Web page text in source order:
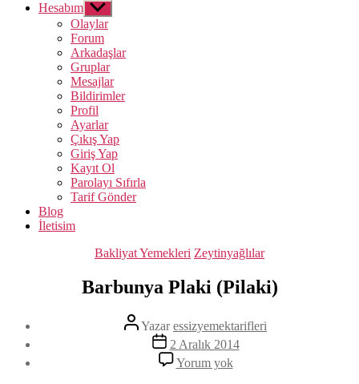
Hesabım Alt
menüyü
göster
Olaylar
Forum
Arkadaşlar
Gruplar
Mesajlar
Bildirimler
Profil
Ayarlar
Çıkış Yap
Giriş Yap
Kayıt Ol
Parolayı Sıfırla
Tarif Gönder
Blog
İletisim
Kategoriler
Bakliyat Yemekleri Zeytinyağlılar
Barbunya Plaki (Pilaki)
Yazının
yazarı
Yazaressizyemektarifleri
Yazı
tarihi
2 Aralık 2014
Yorum yokBarbunya
Plaki